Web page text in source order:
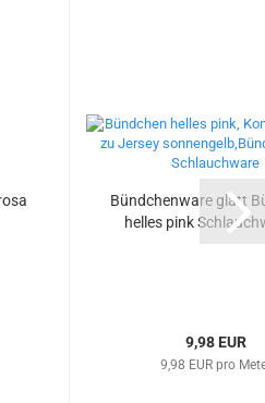
Bündchenware glatt
helles pink
9,98 EUR
9,98 EUR pro